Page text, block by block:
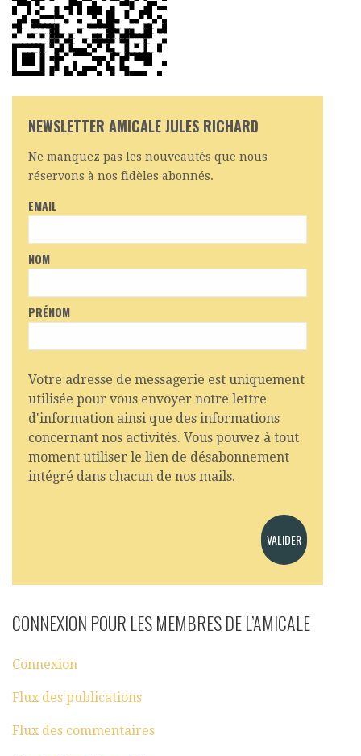
NEWSLETTER AMICALE JULES RICHARD
Ne manquez pas les nouveautés que nous
réservons à nos fidèles abonnés.
EMAIL
NOM
PRÉNOM
Votre adresse de messagerie est uniquement
utilisée pour vous envoyer notre lettre
d'information ainsi que des informations
concernant nos activités. Vous pouvez à tout
moment utiliser le lien de désabonnement
intégré dans chacun de nos mails.
CONNEXION POUR LES MEMBRES DE L’AMICALE
Connexion
Flux des publications
Flux des commentaires